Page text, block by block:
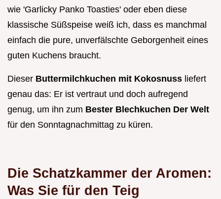
wie 'Garlicky Panko Toasties' oder eben diese
klassische Süßspeise weiß ich, dass es manchmal
einfach die pure, unverfälschte Geborgenheit eines
guten Kuchens braucht.
Dieser Buttermilchkuchen mit Kokosnuss liefert
genau das: Er ist vertraut und doch aufregend
genug, um ihn zum Bester Blechkuchen Der Welt
für den Sonntagnachmittag zu küren.
Die Schatzkammer der Aromen:
Was Sie für den Teig